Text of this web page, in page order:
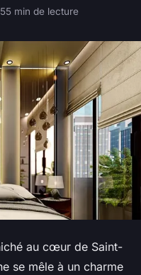
5 min de lecture
au cœur de Saint-
se mêle à un charme